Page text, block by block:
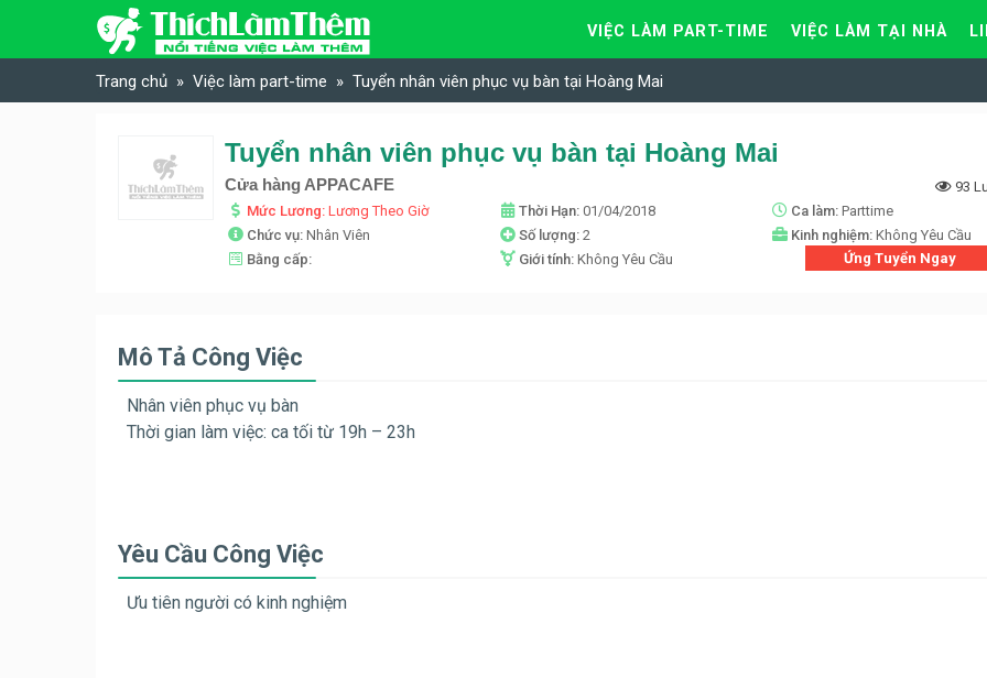
Skip to content
VIỆC LÀM PART-TIME VIỆC LÀM TẠI NHÀ
Trang chủ Việc làm part-time Tuyển nhân viên phục vụ bàn tại Hoàng Mai
Tuyển nhân viên phục vụ bàn tại Hoàng Mai
Cửa hàng APPACAFE
93
Mức Lương: Lương Theo Giờ Thời Hạn: 01/04/2018 Ca làm: Parttime
Chức vụ: Nhân Viên Số lượng: 2 Kinh nghiệm: Không Yêu Cầu
Bằng cấp:
Giới tính: Không Yêu Cầu Ứng Tuyển Ngay
Mô Tả Công Việc
Nhân viên phục vụ bàn
Thời gian làm việc: ca tối từ 19h – 23h
Yêu Cầu Công Việc
Ưu tiên người có kinh nghiệm